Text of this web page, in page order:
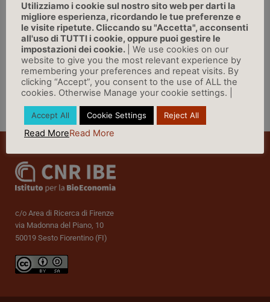
WIRED, 15/02/2023
LINK
Vai a Rassegna Stampa »
c/o Area di Ricerca di Firenze
via Madonna del Piano, 10
50019 Sesto Fiorentino (FI)
Utilizziamo i cookie sul nostro sito web per darti la
migliore esperienza, ricordando le tue preferenze e
le visite ripetute. Cliccando su "Accetta", acconsenti
all'uso di TUTTI i cookie, oppure puoi gestire le
impostazioni dei cookie.
| We use cookies on our
website to give you the most relevant experience by
remembering your preferences and repeat visits. By
clicking “Accept”, you consent to the use of ALL the
cookies. Otherwise Manage your cookie settings. |
Accept All Cookie Settings Reject All
Read MoreRead More